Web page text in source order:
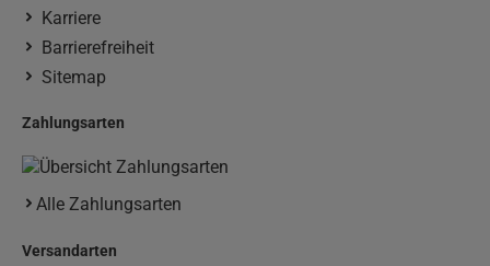
Karriere
Barrierefreiheit
Sitemap
Zahlungsarten
Alle Zahlungsarten
Versandarten